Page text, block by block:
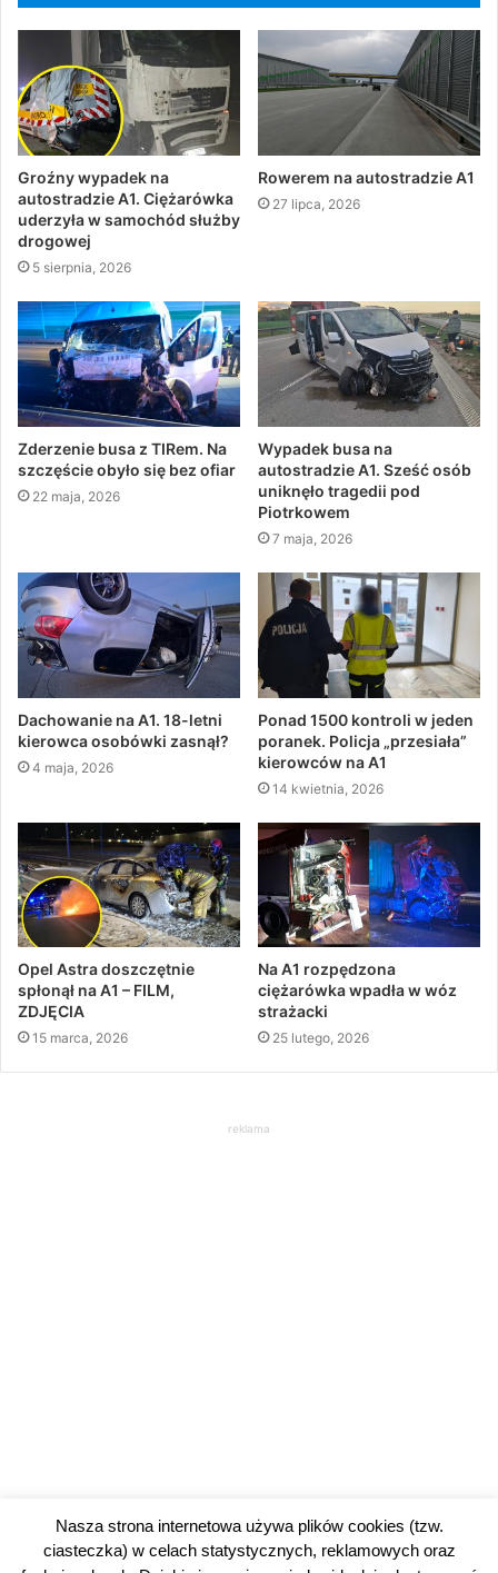
Groźny wypadek na
autostradzie A1. Ciężarówka
uderzyła w samochód służby
drogowej
5 sierpnia, 2026
Rowerem na autostradzie A1
27 lipca, 2026
Zderzenie busa z TIRem. Na
szczęście obyło się bez ofiar
22 maja, 2026
Wypadek busa na
autostradzie A1. Sześć osób
uniknęło tragedii pod
Piotrkowem
7 maja, 2026
Dachowanie na A1. 18-letni
kierowca osobówki zasnął?
4 maja, 2026
Ponad 1500 kontroli w jeden
poranek. Policja „przesiała”
kierowców na A1
14 kwietnia, 2026
Opel Astra doszczętnie
spłonął na A1 – FILM,
ZDJĘCIA
15 marca, 2026
Na A1 rozpędzona
ciężarówka wpadła w wóz
strażacki
25 lutego, 2026
reklama
Nasza strona internetowa używa plików cookies (tzw.
ciasteczka) w celach statystycznych, reklamowych oraz